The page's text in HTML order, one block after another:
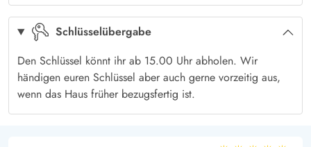
und beim Kaufmann, nur 650 m weit weg, könnt ihr prima
euren täglichen Einkauf tätigen.
Kinder werden begeistert sein vom in der Nähe befindlichen
Ponyhof. Zu gemeinsamen Radtouren verlockt der Naturpfad,
der bei Nymindegab beginnt und via Hvide Sande bis nach
Søndervig führt.
Schlüsselübergabe
Den Schlüssel könnt ihr ab 15.00 Uhr abholen. Wir
händigen euren Schlüssel aber auch gerne vorzeitig aus,
wenn das Haus früher bezugsfertig ist.